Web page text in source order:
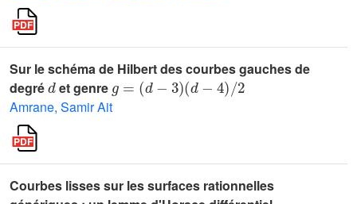
Sur le schéma de Hilbert des courbes gauches de
degré
d
et genre
g=(d-3)(d-4)/2
Amrane, Samir Ait
Courbes lisses sur les surfaces rationnelles